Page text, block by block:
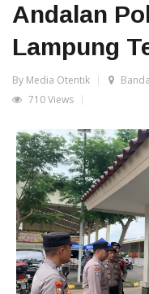
Andalan
Lampung
By Media Otentik
710 Views